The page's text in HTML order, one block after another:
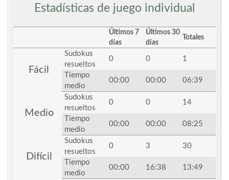
Estadísticas de juego individual
Últimos 7
días
Últimos 30
días
Totales
Fácil
Sudokus
resueltos
0 0 1
Tiempo
medio
00:00 00:00 06:39
Medio
Sudokus
resueltos
0 0 14
Tiempo
medio
00:00 00:00 08:25
Difícil
Sudokus
resueltos
0 3 30
Tiempo
medio
00:00 16:38 13:49